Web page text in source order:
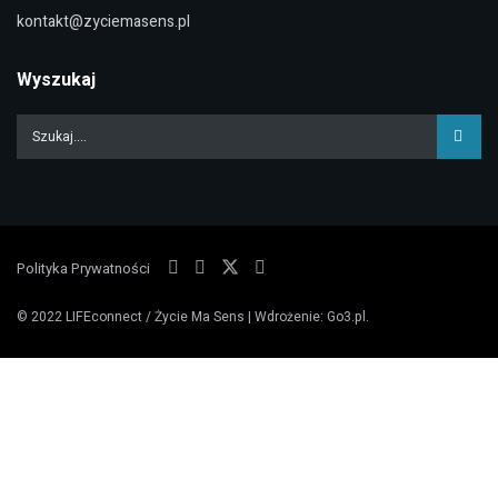
kontakt@zyciemasens.pl
Wyszukaj
Polityka Prywatności
© 2022LIFEconnect / Życie Ma Sens | Wdrożenie: Go3.pl.